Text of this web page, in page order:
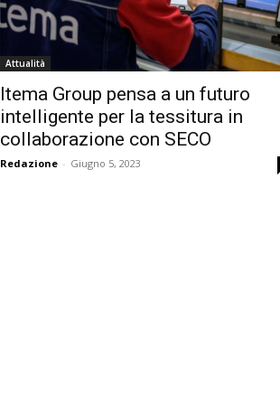
Attualità
Itema Group pensa a un futuro
intelligente per la tessitura in
collaborazione con SECO
Redazione - Giugno 5, 2023